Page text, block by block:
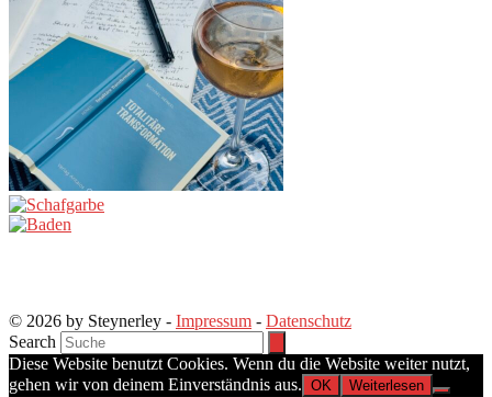
© 2026 by Steynerley - Impressum - Datenschutz
Search
Diese Website benutzt Cookies. Wenn du die Website weiter nutzt,
gehen wir von deinem Einverständnis aus. OK Weiterlesen